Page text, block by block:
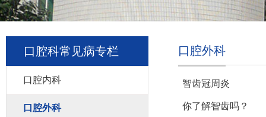
口腔科常见病专栏
口腔内科
口腔外科
口腔外科
智齿冠周炎
你了解智齿吗？